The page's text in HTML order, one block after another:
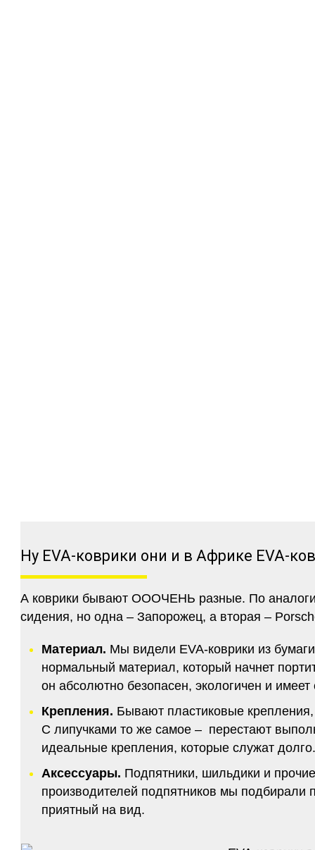
Ну EVA-коврики они и в Африке EVA-
А коврики бывают ОООЧЕНЬ разные. По
сидения, но одна – Запорожец, а вторая –
Материал. Мы видели EVA-коврики из
нормальный материал, который начнет
он абсолютно безопасен, экологичен и
Крепления. Бывают пластиковые
С липучками то же самое – перестают
идеальные крепления, которые служат
Аксессуары. Подпятники, шильдики и
производителей подпятников мы подбирали
приятный на вид.